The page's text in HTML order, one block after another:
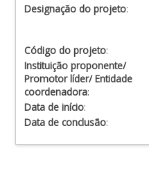
Designação do projeto:
Código do projeto:
Instituição proponente/
Promotor líder/ Entidade
coordenadora:
Data de início:
Data de conclusão: